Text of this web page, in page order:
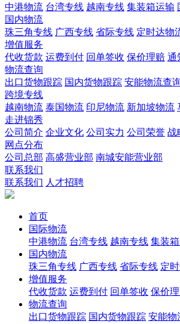
中港物流 台湾专线 越南专线 集装箱运输
国内物流
珠三角专线 广西专线 省际专线 定时达物
增值服务
代收货款 运费到付 回单签收 保价理赔 通
物流查询
出口货物跟踪 国内货物跟踪 安能物流查
跨境专线
越南物流 泰国物流 印尼物流 新加坡物流
走进锦秀
公司简介 企业文化 公司实力 公司荣誉 战
网点分布
公司总部 高盛营业部 南城安能营业部
联系我们
联系我们 人才招聘
首页
国际物流
中港物流 台湾专线 越南专线 集装
国内物流
珠三角专线 广西专线 省际专线 定
增值服务
代收货款 运费到付 回单签收 保价
物流查询
出口货物跟踪 国内货物跟踪 安能物